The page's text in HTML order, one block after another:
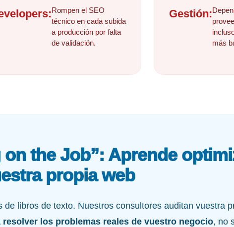
Rompen el SEO
técnico en cada subida
a producción por falta
de validación.
Gestión:
más
the Job”: Aprende
propia web
libros de texto. Nuestros consultores auditan vuestra
resolver los problemas reales de vuestro negocio, no